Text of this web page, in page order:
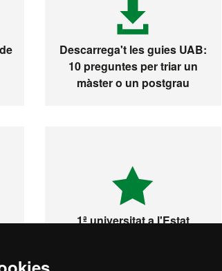
Descarrega't les guies UAB:
10 preguntes per triar un
màster o un postgrau
1ª universitat a l'Estat